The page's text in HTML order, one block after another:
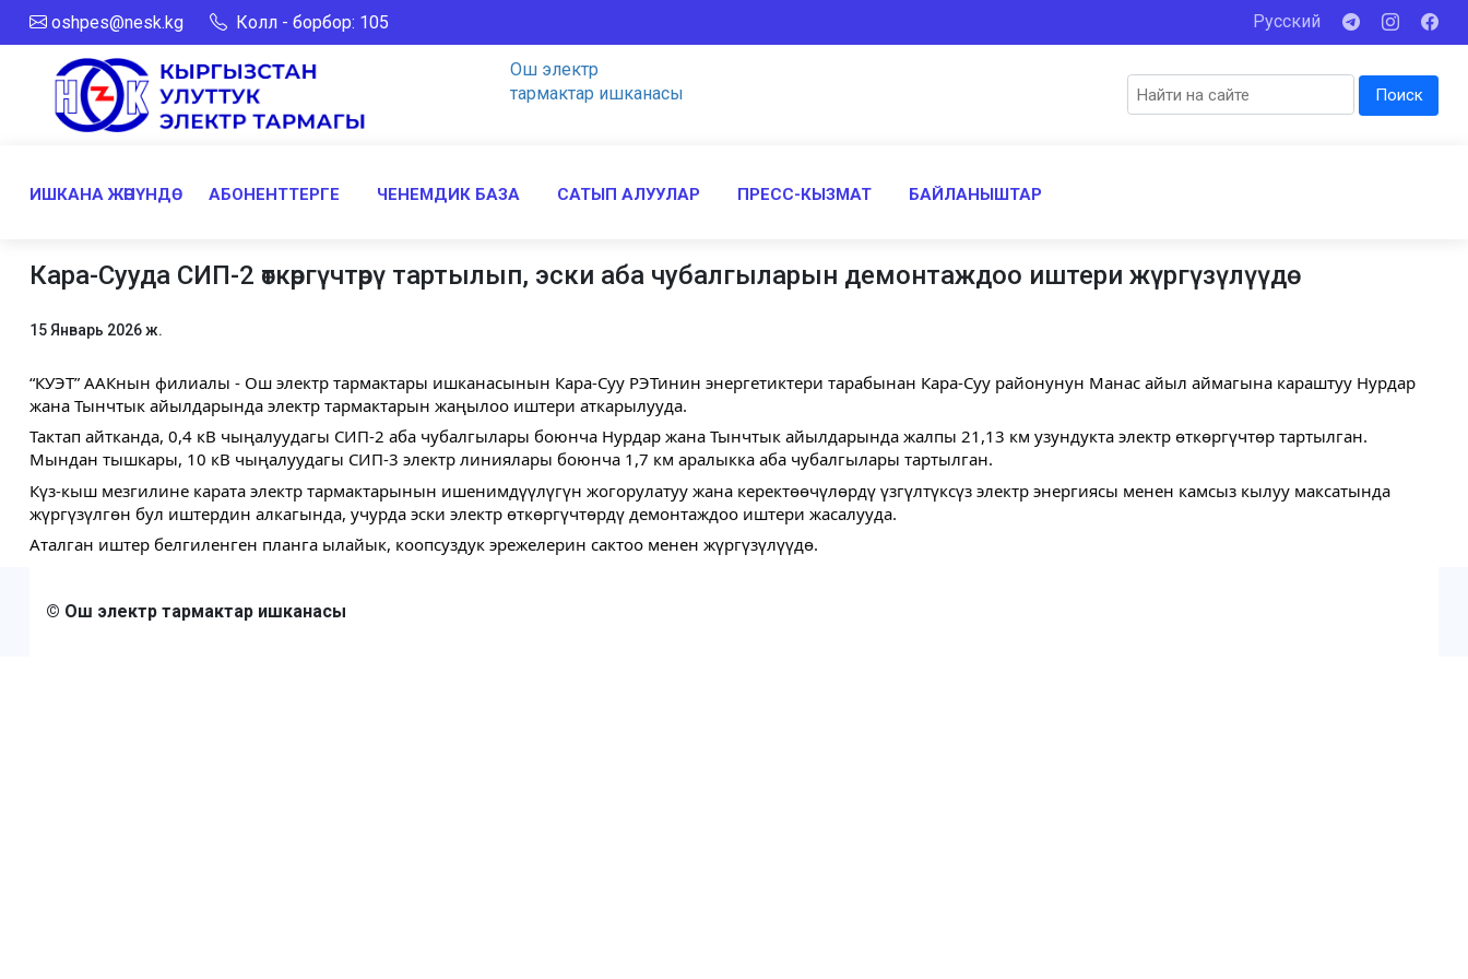
oshpes@nesk.kg Колл - борбор: 105 Русский
Ош электр
тармактар ишканасы
Поиск
ИШКАНА ЖӨНҮНДӨ АБОНЕНТТЕРГЕ ЧЕНЕМДИК БАЗА САТЫП АЛУУЛАР ПРЕСС-КЫЗМАТ БАЙЛАНЫШТАР
Кара-Сууда СИП-2 өткөргүчтөрү тартылып, эски аба чубалгыларын демонтаждоо иштери жүргүзүлүүдө
15 Январь 2026 ж.
“КУЭТ” ААКнын филиалы - Ош электр тармактары ишканасынын Кара-Суу РЭТинин энергетиктери тарабынан Кара-Суу районунун Манас айыл аймагына караштуу Нурдар
жана Тынчтык айылдарында электр тармактарын жаңылоо иштери аткарылууда.
Тактап айтканда, 0,4 кВ чыңалуудагы СИП-2 аба чубалгылары боюнча Нурдар жана Тынчтык айылдарында жалпы 21,13 км узундукта электр өткөргүчтөр тартылган.
Мындан тышкары, 10 кВ чыңалуудагы СИП-3 электр линиялары боюнча 1,7 км аралыкка аба чубалгылары тартылган.
Күз-кыш мезгилине карата электр тармактарынын ишенимдүүлүгүн жогорулатуу жана керектөөчүлөрдү үзгүлтүксүз электр энергиясы менен камсыз кылуу максатында
жүргүзүлгөн бул иштердин алкагында, учурда эски электр өткөргүчтөрдү демонтаждоо иштери жасалууда.
Аталган иштер белгиленген планга ылайык, коопсуздук эрежелерин сактоо менен жүргүзүлүүдө.
© Ош электр тармактар ишканасы